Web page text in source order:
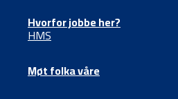
Hvorfor jobbe her?
HMS
Møt folka våre